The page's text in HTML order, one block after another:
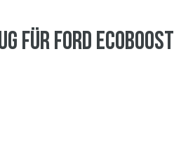
für Ford EcoBoost